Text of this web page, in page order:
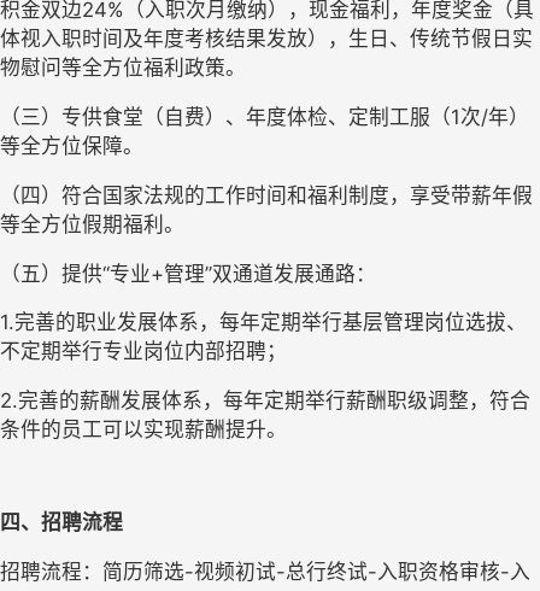
积金双边24%（入职次月缴纳），现金福利，年度奖金（具
体视入职时间及年度考核结果发放），生日、传统节假日实
物慰问等全方位福利政策。
（三）专供食堂（自费）、年度体检、定制工服（1次/年）
等全方位保障。
（四）符合国家法规的工作时间和福利制度，享受带薪年假
等全方位假期福利。
（五）提供“专业+管理”双通道发展通路：
1.完善的职业发展体系，每年定期举行基层管理岗位选拔、
不定期举行专业岗位内部招聘；
2.完善的薪酬发展体系，每年定期举行薪酬职级调整，符合
条件的员工可以实现薪酬提升。
四、招聘流程
招聘流程：简历筛选-视频初试-总行终试-入职资格审核-入